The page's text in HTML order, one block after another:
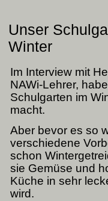
Unser
Winter
Im Interview mit
NAWi-Lehrer,
Schulgarten im
macht.
Aber bevor es so
verschiedene
schon
sie Gemüse und
Küche in sehr
wird.